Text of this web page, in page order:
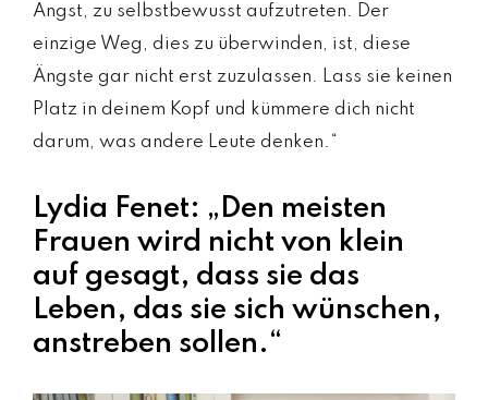
Angst, zu selbstbewusst aufzutreten. Der
einzige Weg, dies zu überwinden, ist, diese
Ängste gar nicht erst zuzulassen. Lass sie keinen
Platz in deinem Kopf und kümmere dich nicht
darum, was andere Leute denken.“
Lydia Fenet: „Den meisten
Frauen wird nicht von klein
auf gesagt, dass sie das
Leben, das sie sich wünschen,
anstreben sollen.“